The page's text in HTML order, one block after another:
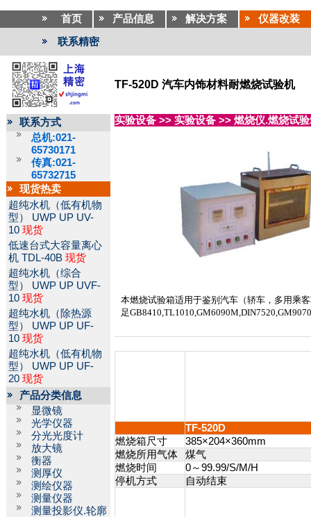
首页 产品信息 解决方案 仪器改装
联系精密
TF-520D 汽车内饰材料耐燃烧试验机
联系方式
总机:021-
65730171
传真:021-
65732715
现货热卖
超纯水机（低有机物
型）
UWP UP UV-
10 现货
低速台式大容量离心
机 TDL-40B 现货
超纯水机（综合
型）
UWP UP UVF-
10 现货
超纯水机（除热源
型）
UWP UP UF-
10 现货
超纯水机（低有机物
型）
UWP UP UF-
20 现货
产品分类信息
显微镜
光学仪器
分光光度计
放大镜
衡器
测厚仪
测绘仪器
测量仪器
测量投影仪.轮廓
实验设备 >> 实验设备 >> 燃烧仪.燃烧试
本燃烧试验箱适用于鉴别汽车（轿车，多用乘
足GB8410,TL1010,GM6090M
TF-520D
燃烧箱尺寸
385×204×360mm
燃烧所用气体
煤气
燃烧时间
0～99.99/S/M/H
停机方式
自动结束